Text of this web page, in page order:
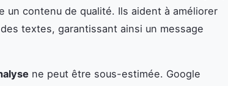
un contenu de qualité. Ils aident à améliorer
textes, garantissant ainsi un message
ne peut être sous-estimée. Google